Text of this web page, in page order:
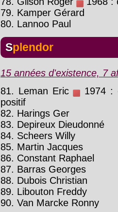
79. Kamper Gérard
80. Lannoo Paul
Splendor
15 années d'existence, 7
81. Leman Eric
1974 :
positif
82. Harings Ger
83. Depireux Dieudonné
84. Scheers Willy
85. Martin Jacques
86. Constant Raphael
87. Barras Georges
88. Dubois Christian
89. Libouton Freddy
90. Van Marcke Ronny